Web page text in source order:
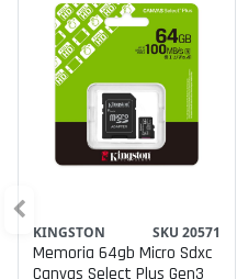
KINGSTON SKU 20571
Memoria 64gb Micro Sdxc
Canvas Select Plus Gen3